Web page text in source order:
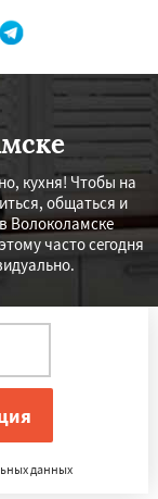
кухня! Чтобы на
общаться и
Волоколамске
часто сегодня
данных